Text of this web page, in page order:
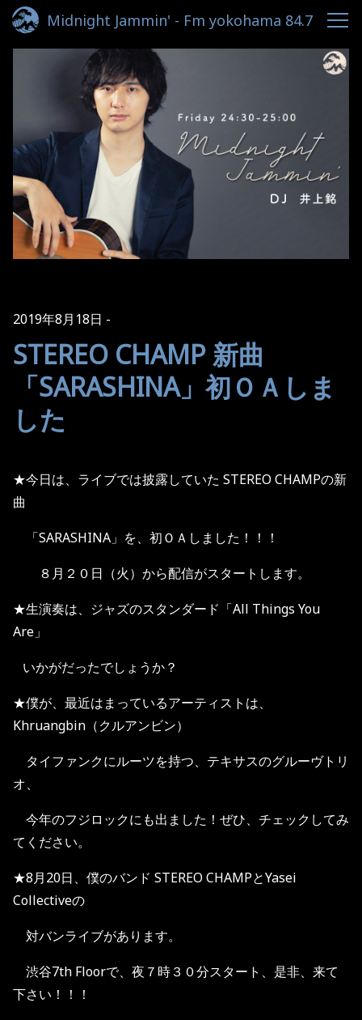
Midnight Jammin' - Fm yokohama 84.7
2019年8月18日
STEREO CHAMP 新曲
「SARASHINA」初ＯＡしま
した
★今日は、ライブでは披露していた STEREO CHAMPの新
曲
「SARASHINA」を、初ＯＡしました！！！
８月２０日（火）から配信がスタートします。
★生演奏は、ジャズのスタンダード「All Things You
Are」
いかがだったでしょうか？
★僕が、最近はまっているアーティストは、
Khruangbin（クルアンビン）
タイファンクにルーツを持つ、テキサスのグルーヴトリ
オ、
今年のフジロックにも出ました！ぜひ、チェックしてみ
てください。
★8月20日、僕のバンド STEREO CHAMPとYasei
Collectiveの
対バンライブがあります。
渋谷7th Floorで、夜７時３０分スタート、是非、来て
下さい！！！